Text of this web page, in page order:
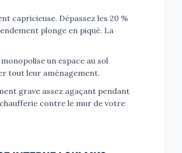
capricieuse. Dépassez les 20 %
plonge en piqué. La
un espace au sol
tout leur aménagement.
grave assez agaçant pendant
contre le mur de votre